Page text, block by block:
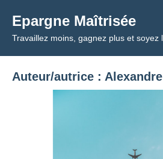
contenu
Epargne Maîtrisée
Travaillez moins, gagnez plus et soyez
Auteur/autrice :